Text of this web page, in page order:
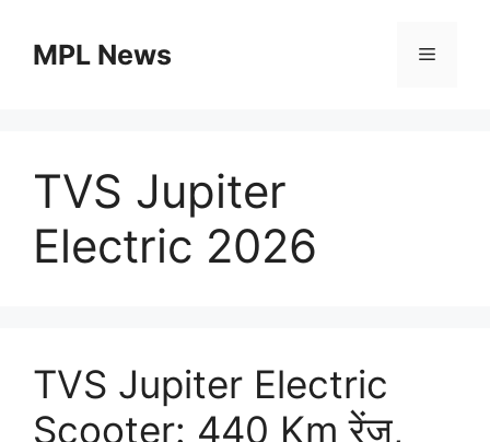
contentMPL News Menu
TVS Jupiter
Electric 2026
TVS Jupiter Electric
Scooter: 440 Km रेंज,